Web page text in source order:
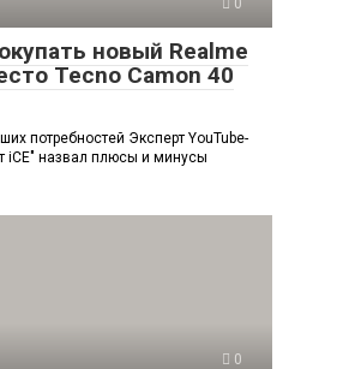
0
новый Realme
Tecno Camon 40
потребностей Эксперт YouTube-
iCE" назвал плюсы и минусы
0